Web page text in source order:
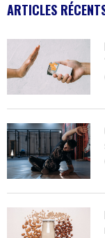
ARTICLES